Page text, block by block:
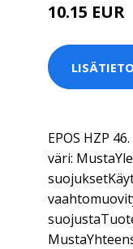
10.15 EUR
EPOS HZP
väri: